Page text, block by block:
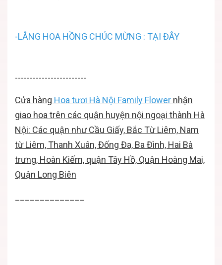
-LẴNG HOA HỒNG CHÚC MỪNG : TẠI ĐÂY
------------------------
Cửa hàng Hoa tươi Hà Nội Family Flower nhận
giao hoa trên các quận huyện nội ngoại thành Hà
Nội: Các quận như Cầu Giấy, Bắc Từ Liêm, Nam
từ Liêm, Thanh Xuân, Đống Đa, Ba Đình, Hai Bà
trưng, Hoàn Kiếm, quận Tây Hồ, Quận Hoàng Mai,
Quận Long Biên